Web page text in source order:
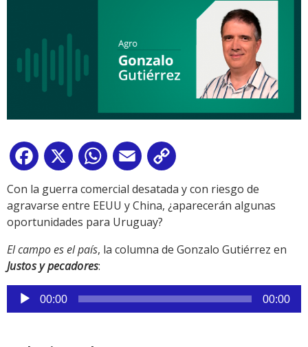
Facebook
X WhatsApp
Email
Link
Con la guerra comercial desatada y con riesgo de
agravarse entre EEUU y China, ¿aparecerán algunas
oportunidades para Uruguay?
El campo es el país, la columna de Gonzalo Gutiérrez en
Justos y pecadores:
Reproductor
de
00:00 00:00